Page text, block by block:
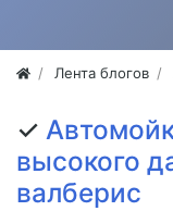
Лента блогов
✓
высокого
валберис